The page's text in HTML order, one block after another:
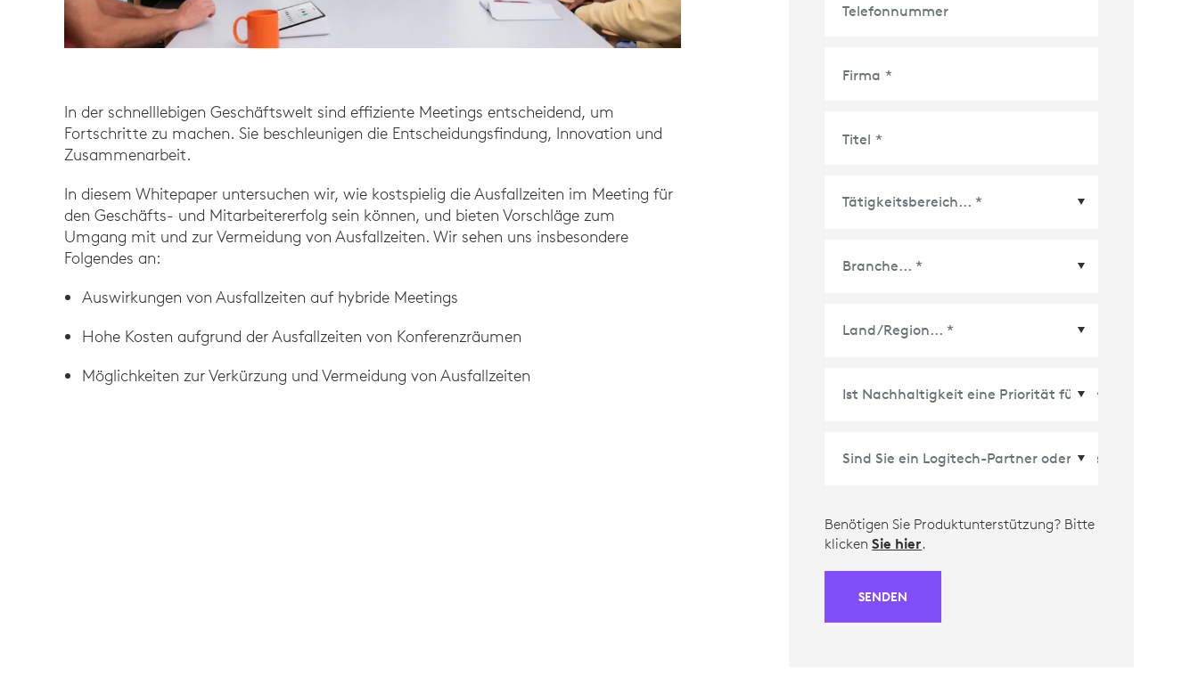
In der schnelllebigen Geschäftswelt sind effiziente Meetings entscheidend, um
Fortschritte zu machen. Sie beschleunigen die Entscheidungsfindung, Innovation und
Zusammenarbeit.
In diesem Whitepaper untersuchen wir, wie kostspielig die Ausfallzeiten im Meeting für
den Geschäfts- und Mitarbeitererfolg sein können, und bieten Vorschläge zum
Umgang mit und zur Vermeidung von Ausfallzeiten. Wir sehen uns insbesondere
Folgendes an:
Auswirkungen von Ausfallzeiten auf hybride Meetings
Hohe Kosten aufgrund der Ausfallzeiten von Konferenzräumen
Möglichkeiten zur Verkürzung und Vermeidung von Ausfallzeiten
Telefonnummer
Firma *
Titel *
Land/Region *
Benötigen Sie Produktunterstützung? Bitte
klickenSie hier.
SENDEN